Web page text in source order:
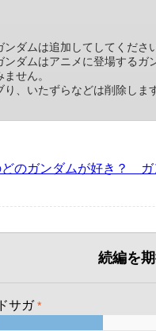
3号機 *
ンダム
ダムは追加してしてくださ
ンダムはアニメに登場する
せん。
、いたずらなどは削除しま
のガンダムが好き？ ガ
続編を
サガ *